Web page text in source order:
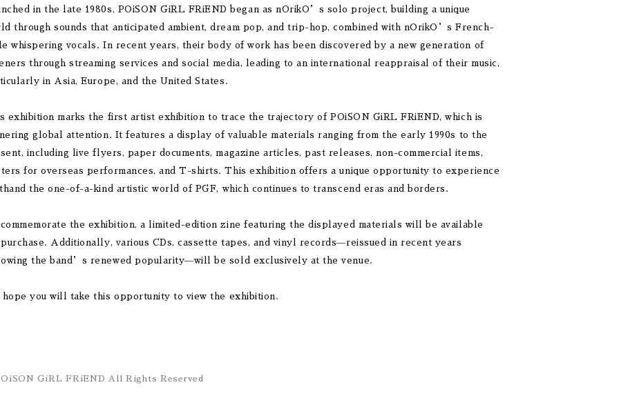
in the late 1980s, POiSON GiRL FRiEND began as nOrikO’s solo project, building a unique
through sounds that anticipated ambient, dream pop, and trip-hop, combined with nOrikO’s French-
whispering vocals. In recent years, their body of work has been discovered by a new generation of
through streaming services and social media, leading to an international reappraisal of their music,
in Asia, Europe, and the United States.
exhibition marks the first artist exhibition to trace the trajectory of POiSON GiRL FRiEND, which is
global attention. It features a display of valuable materials ranging from the early 1990s to the
including live flyers, paper documents, magazine articles, past releases, non-commercial items,
for overseas performances, and T-shirts. This exhibition offers a unique opportunity to experience
the one-of-a-kind artistic world of PGF, which continues to transcend eras and borders.
the exhibition, a limited-edition zine featuring the displayed materials will be available
Additionally, various CDs, cassette tapes, and vinyl records—reissued in recent years
the band’s renewed popularity—will be sold exclusively at the venue.
hope you will take this opportunity to view the exhibition.
GiRL FRiEND All Rights Reserved